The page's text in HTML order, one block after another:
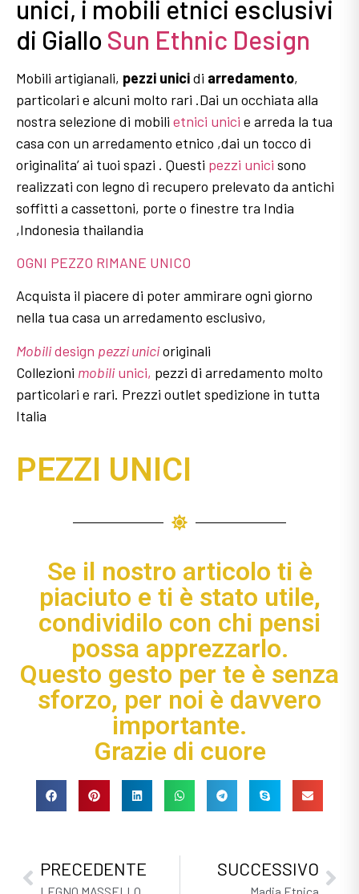
unici, i mobili etnici esclusivi
di Giallo Sun Ethnic Design
Mobili artigianali, pezzi unicidi arredamento,
particolari e alcuni molto rari .Dai un occhiata alla
nostra selezione di mobili etnici unici e arreda la tua
casa con un arredamento etnico ,dai un tocco di
originalita’ ai tuoi spazi . Questi pezzi unici sono
realizzati con legno di recupero prelevato da antichi
soffitti a cassettoni, porte o finestre tra India
,Indonesia thailandia
OGNI PEZZO RIMANE UNICO
Acquista il piacere di poter ammirare ogni giorno
nella tua casa un arredamento esclusivo,
Mobilidesign pezzi unicioriginali
Collezioni mobiliunici, pezzi di arredamento molto
particolari e rari. Prezzi outlet spedizione in tutta
Italia
PEZZI UNICI
Se il nostro articolo ti è
piaciuto e ti è stato utile,
condividilo con chi pensi
possa apprezzarlo.
Questo gesto per te è senza
sforzo, per noi è davvero
importante.
Grazie di cuore
PRECEDENTE
LEGNO MASSELLO
SUCCESSIVO
Madia Etnica